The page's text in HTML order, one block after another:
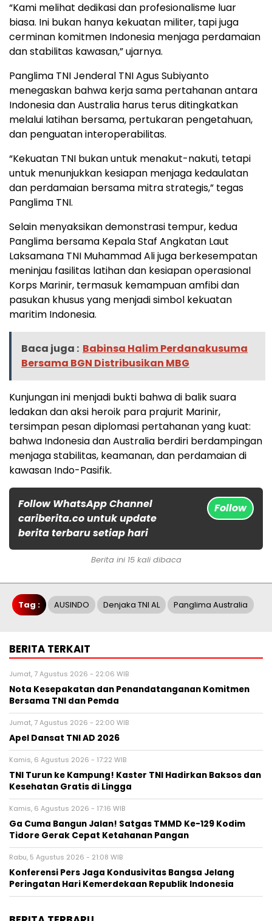
“Kami melihat dedikasi dan profesionalisme luar
biasa. Ini bukan hanya kekuatan militer, tapi juga
cerminan komitmen Indonesia menjaga perdamaian
dan stabilitas kawasan,” ujarnya.
Panglima TNI Jenderal TNI Agus Subiyanto
menegaskan bahwa kerja sama pertahanan antara
Indonesia dan Australia harus terus ditingkatkan
melalui latihan bersama, pertukaran pengetahuan,
dan penguatan interoperabilitas.
“Kekuatan TNI bukan untuk menakut-nakuti, tetapi
untuk menunjukkan kesiapan menjaga kedaulatan
dan perdamaian bersama mitra strategis,” tegas
Panglima TNI.
Selain menyaksikan demonstrasi tempur, kedua
Panglima bersama Kepala Staf Angkatan Laut
Laksamana TNI Muhammad Ali juga berkesempatan
meninjau fasilitas latihan dan kesiapan operasional
Korps Marinir, termasuk kemampuan amfibi dan
pasukan khusus yang menjadi simbol kekuatan
maritim Indonesia.
Baca juga : Babinsa Halim Perdanakusuma
Bersama BGN Distribusikan MBG
Kunjungan ini menjadi bukti bahwa di balik suara
ledakan dan aksi heroik para prajurit Marinir,
tersimpan pesan diplomasi pertahanan yang kuat:
bahwa Indonesia dan Australia berdiri berdampingan
menjaga stabilitas, keamanan, dan perdamaian di
kawasan Indo-Pasifik.
Follow WhatsApp Channel
cariberita.co untuk update
berita terbaru setiap hari
Follow
Berita ini 15 kali dibaca
Tag : AUSINDO Denjaka TNI AL Panglima Australia
BERITA TERKAIT
Jumat, 7 Agustus 2026 - 22:06 WIB
Nota Kesepakatan dan Penandatanganan Komitmen
Bersama TNI dan Pemda
Jumat, 7 Agustus 2026 - 22:00 WIB
Apel Dansat TNI AD 2026
Kamis, 6 Agustus 2026 - 17:22 WIB
TNI Turun ke Kampung! Kaster TNI Hadirkan Baksos dan
Kesehatan Gratis di Lingga
Kamis, 6 Agustus 2026 - 17:16 WIB
Ga Cuma Bangun Jalan! Satgas TMMD Ke-129 Kodim
Tidore Gerak Cepat Ketahanan Pangan
Rabu, 5 Agustus 2026 - 21:08 WIB
Konferensi Pers Jaga Kondusivitas Bangsa Jelang
Peringatan Hari Kemerdekaan Republik Indonesia